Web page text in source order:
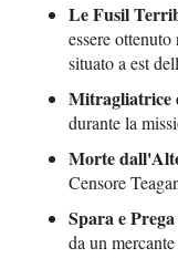
Le Fusil
essere
situato a est
Mitragliatrice
durante la
Morte
Censore
Spara e Prega
da un